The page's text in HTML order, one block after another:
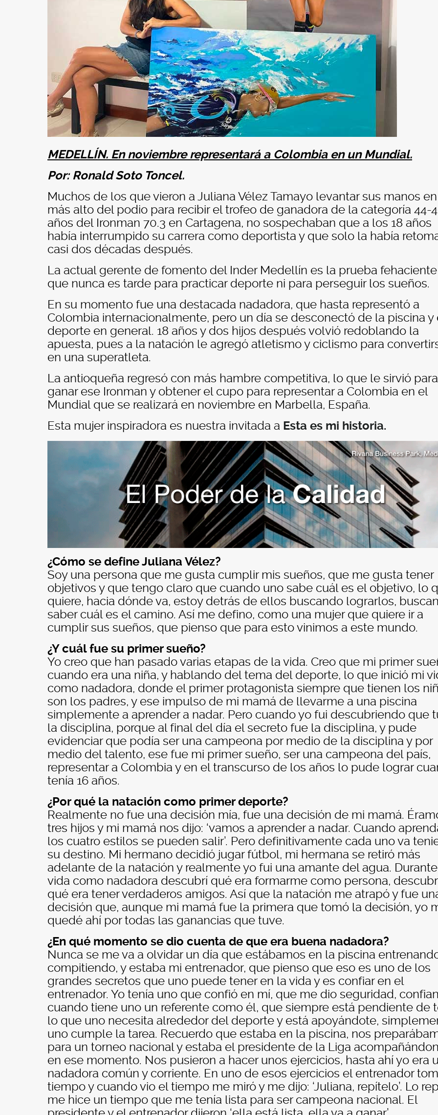
MEDELLÍN. En noviembre representará a Colombia en un Mundial.
Por: Ronald Soto Toncel.
Muchos de los que vieron a Juliana Vélez Tamayo levantar sus manos
más alto del podio para recibir el trofeo de ganadora de la categoría 44-
años del Ironman 70.3 en Cartagena, no sospechaban que a los 18 años
había interrumpido su carrera como deportista y que solo la había
casi dos décadas después.
La actual gerente de fomento del Inder Medellín es la prueba
que nunca es tarde para practicar deporte ni para perseguir los sueños.
En su momento fue una destacada nadadora, que hasta representó a
Colombia internacionalmente, pero un día se desconectó de la piscina y
deporte en general. 18 años y dos hijos después volvió redoblando la
apuesta, pues a la natación le agregó atletismo y ciclismo para
en una superatleta.
La antioqueña regresó con más hambre competitiva, lo que le sirvió para
ganar ese Ironman y obtener el cupo para representar a Colombia en el
Mundial que se realizará en noviembre en Marbella, España.
Esta mujer inspiradora es nuestra invitada a Esta es mi historia.
¿Cómo se define Juliana Vélez?
Soy una persona que me gusta cumplir mis sueños, que me gusta tener
objetivos y que tengo claro que cuando uno sabe cuál es el objetivo, lo
quiere, hacia dónde va, estoy detrás de ellos buscando lograrlos,
saber cuál es el camino. Así me defino, como una mujer que quiere ir a
cumplir sus sueños, que pienso que para esto vinimos a este mundo.
¿Y cuál fue su primer sueño?
Yo creo que han pasado varias etapas de la vida. Creo que mi primer
cuando era una niña, y hablando del tema del deporte, lo que inició mi
como nadadora, donde el primer protagonista siempre que tienen los
son los padres, y ese impulso de mi mamá de llevarme a una piscina
simplemente a aprender a nadar. Pero cuando yo fui descubriendo que
la disciplina, porque al final del día el secreto fue la disciplina, y pude
evidenciar que podía ser una campeona por medio de la disciplina y por
medio del talento, ese fue mi primer sueño, ser una campeona del país,
representar a Colombia y en el transcurso de los años lo pude lograr
tenía 16 años.
¿Por qué la natación como primer deporte?
Realmente no fue una decisión mía, fue una decisión de mi mamá.
tres hijos y mi mamá nos dijo: ‘vamos a aprender a nadar. Cuando
los cuatro estilos se pueden salir’. Pero definitivamente cada uno va
su destino. Mi hermano decidió jugar fútbol, mi hermana se retiró más
adelante de la natación y realmente yo fui una amante del agua.
vida como nadadora descubrí qué era formarme como persona,
qué era tener verdaderos amigos. Así que la natación me atrapó y fue
decisión que, aunque mi mamá fue la primera que tomó la decisión, yo
quedé ahí por todas las ganancias que tuve.
¿En qué momento se dio cuenta de que era buena nadadora?
Nunca se me va a olvidar un día que estábamos en la piscina
compitiendo, y estaba mi entrenador, que pienso que eso es uno de los
grandes secretos que uno puede tener en la vida y es confiar en el
entrenador. Yo tenía uno que confió en mí, que me dio seguridad,
cuando tiene uno un referente como él, que siempre está pendiente de
lo que uno necesita alrededor del deporte y está apoyándote,
uno cumple la tarea. Recuerdo que estaba en la piscina, nos
para un torneo nacional y estaba el presidente de la Liga
en ese momento. Nos pusieron a hacer unos ejercicios, hasta ahí yo era
nadadora común y corriente. En uno de esos ejercicios el entrenador
tiempo y cuando vio el tiempo me miró y me dijo: ‘Juliana, repítelo’. Lo
me hice un tiempo que me tenía lista para ser campeona nacional. El